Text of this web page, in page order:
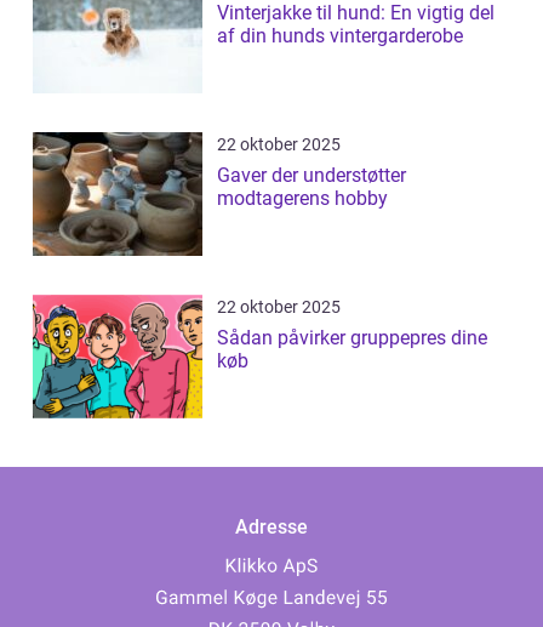
Vinterjakke til hund: En vigtig del
af din hunds vintergarderobe
22 oktober 2025
Gaver der understøtter
modtagerens hobby
22 oktober 2025
Sådan påvirker gruppepres dine
køb
Adresse